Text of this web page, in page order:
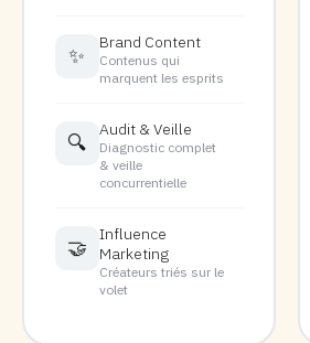
✨
Brand Content
Contenus qui
marquent les esprits
🔍
Audit & Veille
Diagnostic complet
& veille
concurrentielle
🤝
Influence
Marketing
Créateurs triés sur le
volet